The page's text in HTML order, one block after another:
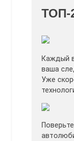
ТОП-
Каждый
ваша
Уже